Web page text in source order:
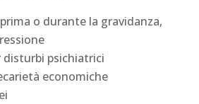
o durante la gravidanza,
psichiatrici
economiche